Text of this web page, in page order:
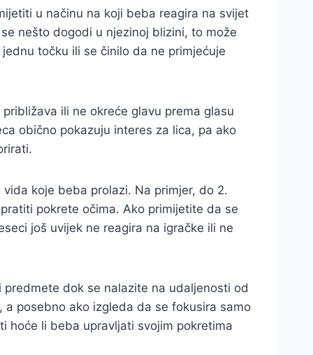
u načinu na koji beba reagira na svijet
nešto dogodi u njezinoj blizini, to može
točku ili se činilo da ne primjećuje
ili ne okreće glavu prema glasu
obično pokazuju interes za lica, pa ako
koje beba prolazi. Na primjer, do 2.
pokrete očima. Ako primijetite da se
još uvijek ne reagira na igračke ili ne
dok se nalazite na udaljenosti od
posebno ako izgleda da se fokusira samo
hoće li beba upravljati svojim pokretima